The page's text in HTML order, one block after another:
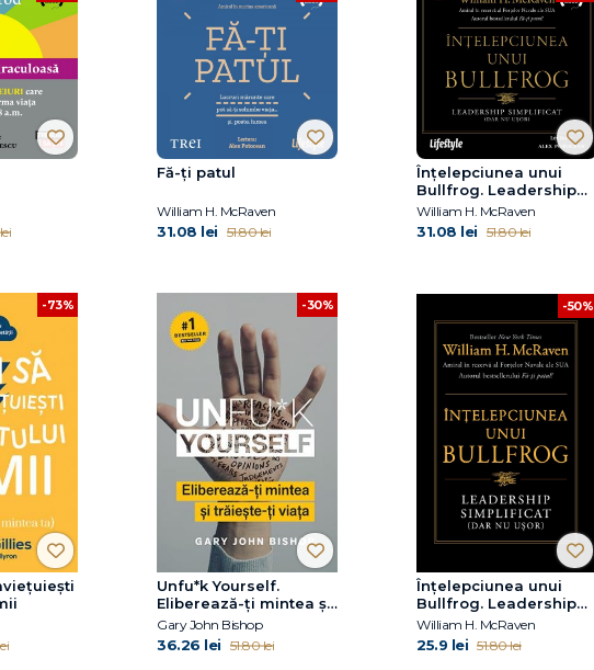
Fă-ți patul
William H. McRaven
31.08 lei 51.80 lei
Înțelepciunea unui
Bullfrog. Leadership
simplificat (dar nu
ușor)
William H. McRaven
31.08 lei 51.80 lei
-73% -30%
Unfu*k Yourself.
Eliberează-ți mintea și
trăiește-ți viața
Gary John Bishop
36.26 lei 51.80 lei
-50%
Înțelepciunea unui
Bullfrog. Leadership
simplificat (dar nu
ușor)
William H. McRaven
25.9 lei 51.80 lei